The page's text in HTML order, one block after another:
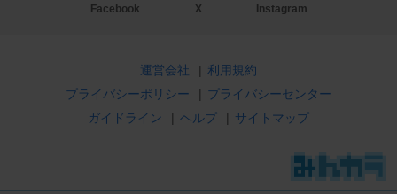
Facebook X Instagram
運営会社 | 利用規約
プライバシーポリシー
| プライバシーセンター
ガイドライン
| ヘルプ | サイトマップ